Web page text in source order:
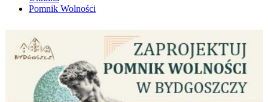
Pomnik Wolności